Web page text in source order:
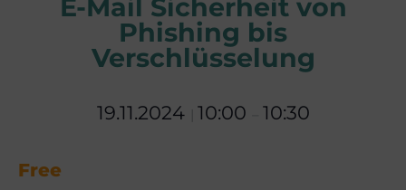
E-Mail Sicherheit von
Phishing bis
Verschlüsselung
19.11.2024 10:00 10:30
Free